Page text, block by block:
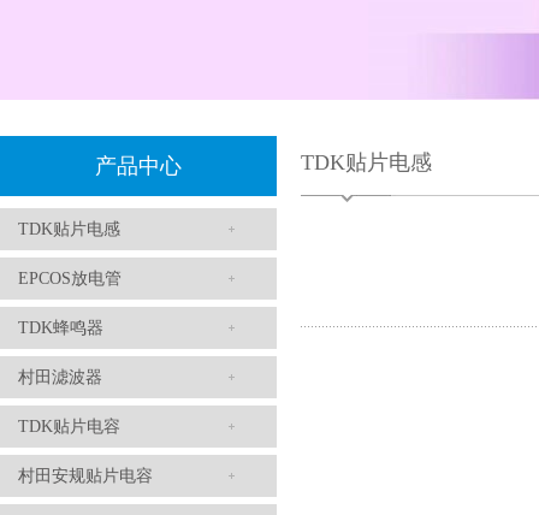
产品中心
TDK贴片电感
EPCOS放电管
TDK蜂鸣器
村田滤波器
TDK贴片电容
村田安规贴片电容
TDK车规电容CGA4J1X7R1E475KT0Y0E
TDK贴片电感